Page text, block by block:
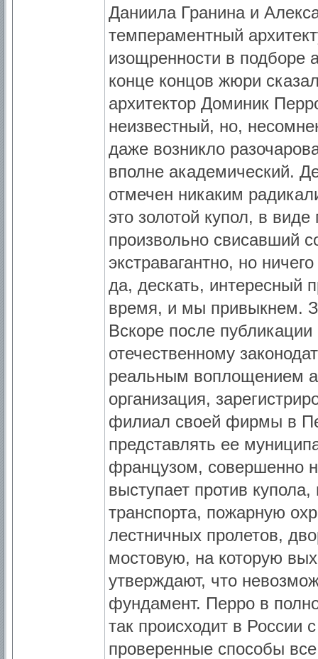
Даниила Гранина и
темпераментный
изощренности в подборе
конце концов жюри
архитектор Доминик
неизвестный, но,
даже возникло
вполне академический.
отмечен никаким
это золотой купол, в
произвольно свисавший
экстравагантно, но
да, дескать, интересный
время, и мы привыкнем.
Вскоре после публикации
отечественному
реальным воплощением
организация,
филиал своей фирмы в
представлять ее
французом, совершенно
выступает против
транспорта, пожарную
лестничных пролетов,
мостовую, на которую
утверждают, что
фундамент. Перро в
так происходит в
проверенные способы